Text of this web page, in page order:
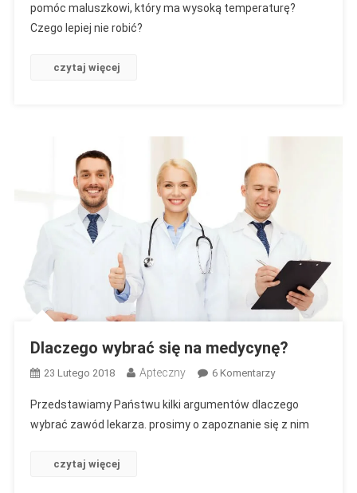
Na
pomóc maluszkowi, który ma wysoką temperaturę?
Czego lepiej nie robić?
czytaj więcej
Dlaczego wybrać się na medycynę?
23 Lutego 2018 Apteczny 6 KomentarzyDo
Wybrać
Się
Przedstawiamy Państwu kilki argumentów dlaczego
wybrać zawód lekarza. prosimy o zapoznanie się z nim
czytaj więcej